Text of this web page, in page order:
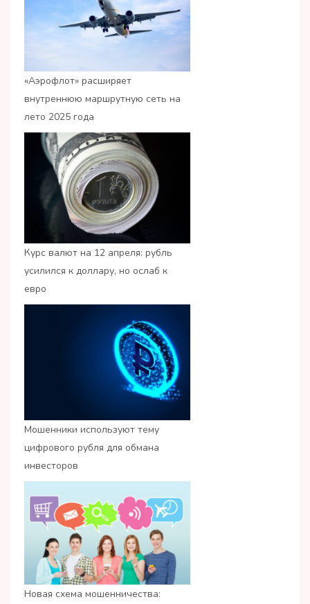
«Аэрофлот» расширяет
внутреннюю маршрутную сеть на
лето 2025 года
Курс валют на 12 апреля: рубль
усилился к доллару, но ослаб к
евро
Мошенники используют тему
цифрового рубля для обмана
инвесторов
Новая схема мошенничества: